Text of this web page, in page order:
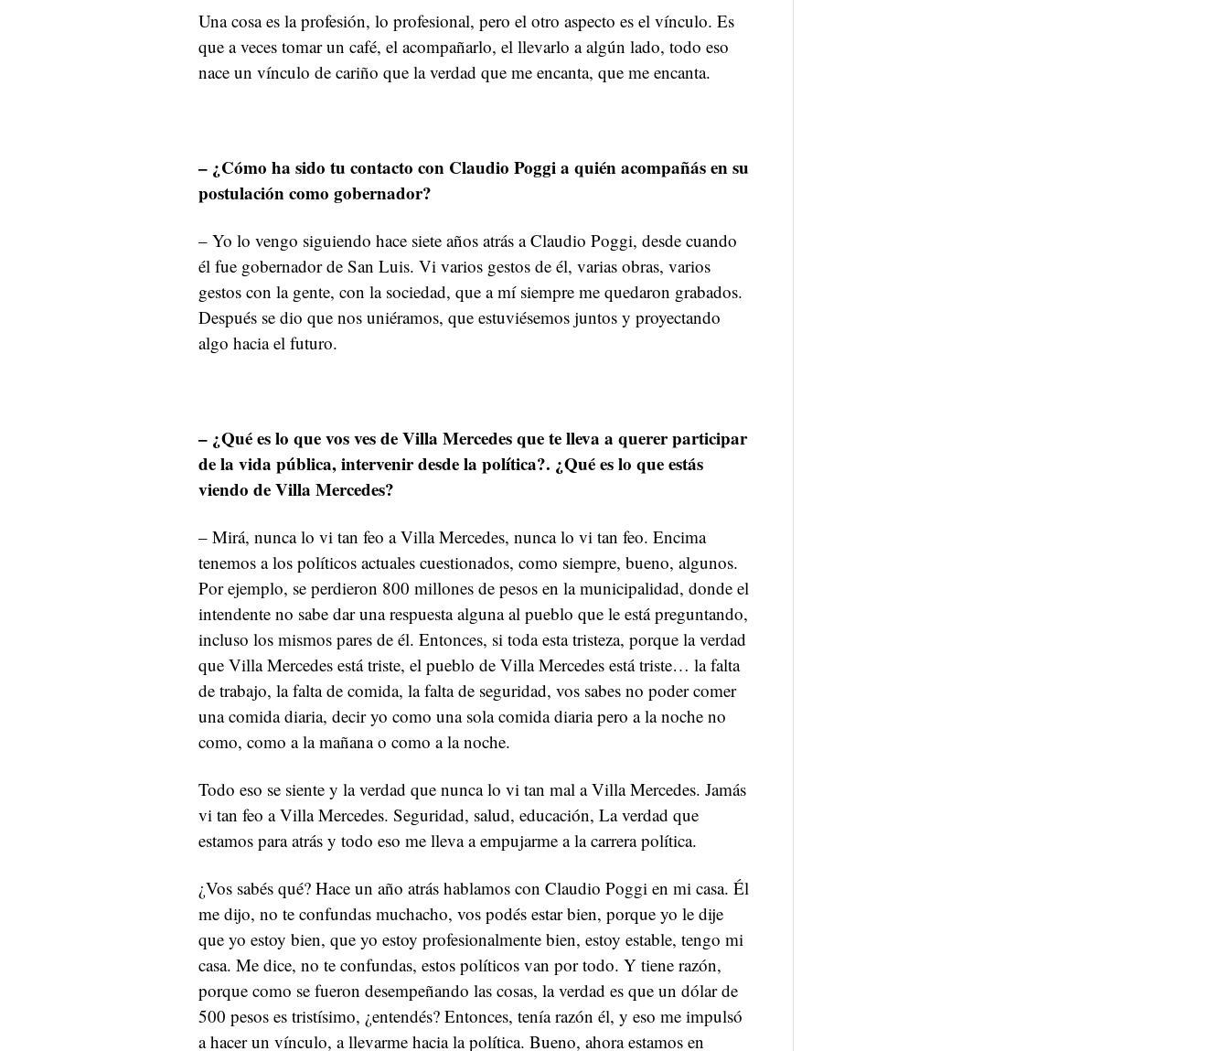
Una cosa es la profesión, lo profesional, pero el otro aspecto es el vínculo. Es
que a veces tomar un café, el acompañarlo, el llevarlo a algún lado, todo eso
nace un vínculo de cariño que la verdad que me encanta, que me encanta.
– ¿Cómo ha sido tu contacto con Claudio Poggi a quién acompañás en su
postulación como gobernador?
– Yo lo vengo siguiendo hace siete años atrás a Claudio Poggi, desde cuando
él fue gobernador de San Luis. Vi varios gestos de él, varias obras, varios
gestos con la gente, con la sociedad, que a mí siempre me quedaron grabados.
Después se dio que nos uniéramos, que estuviésemos juntos y proyectando
algo hacia el futuro.
– ¿Qué es lo que vos ves de Villa Mercedes que te lleva a querer participar
de la vida pública, intervenir desde la política?. ¿Qué es lo que estás
viendo de Villa Mercedes?
– Mirá, nunca lo vi tan feo a Villa Mercedes, nunca lo vi tan feo. Encima
tenemos a los políticos actuales cuestionados, como siempre, bueno, algunos.
Por ejemplo, se perdieron 800 millones de pesos en la municipalidad, donde el
intendente no sabe dar una respuesta alguna al pueblo que le está preguntando,
incluso los mismos pares de él. Entonces, si toda esta tristeza, porque la verdad
que Villa Mercedes está triste, el pueblo de Villa Mercedes está triste… la falta
de trabajo, la falta de comida, la falta de seguridad, vos sabes no poder comer
una comida diaria, decir yo como una sola comida diaria pero a la noche no
como, como a la mañana o como a la noche.
Todo eso se siente y la verdad que nunca lo vi tan mal a Villa Mercedes. Jamás
vi tan feo a Villa Mercedes. Seguridad, salud, educación, La verdad que
estamos para atrás y todo eso me lleva a empujarme a la carrera política.
¿Vos sabés qué? Hace un año atrás hablamos con Claudio Poggi en mi casa. Él
me dijo, no te confundas muchacho, vos podés estar bien, porque yo le dije
que yo estoy bien, que yo estoy profesionalmente bien, estoy estable, tengo mi
casa. Me dice, no te confundas, estos políticos van por todo. Y tiene razón,
porque como se fueron desempeñando las cosas, la verdad es que un dólar de
500 pesos es tristísimo, ¿entendés? Entonces, tenía razón él, y eso me impulsó
a hacer un vínculo, a llevarme hacia la política. Bueno, ahora estamos en